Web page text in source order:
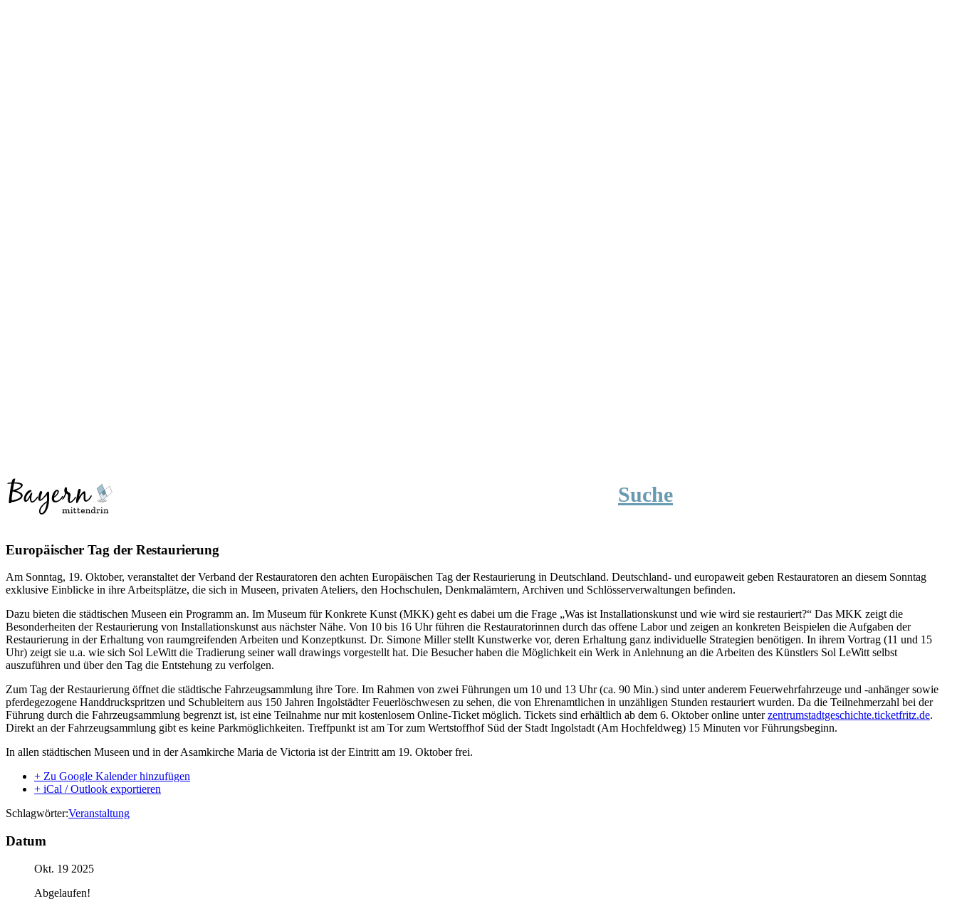
Suche
Europäischer Tag der Restaurierung
Am Sonntag, 19. Oktober, veranstaltet der Verband der Restauratoren den achten Europäischen Tag der Restaurierung in Deutschland. Deutschland- und europaweit geben Restauratoren an diesem Sonntag
exklusive Einblicke in ihre Arbeitsplätze, die sich in Museen, privaten Ateliers, den Hochschulen, Denkmalämtern, Archiven und Schlösserverwaltungen befinden.
Dazu bieten die städtischen Museen ein Programm an. Im Museum für Konkrete Kunst (MKK) geht es dabei um die Frage „Was ist Installationskunst und wie wird sie restauriert?“ Das MKK zeigt die
Besonderheiten der Restaurierung von Installationskunst aus nächster Nähe. Von 10 bis 16 Uhr führen die Restauratorinnen durch das offene Labor und zeigen an konkreten Beispielen die Aufgaben der
Restaurierung in der Erhaltung von raumgreifenden Arbeiten und Konzeptkunst. Dr. Simone Miller stellt Kunstwerke vor, deren Erhaltung ganz individuelle Strategien benötigen. In ihrem Vortrag (11 und 15
Uhr) zeigt sie u.a. wie sich Sol LeWitt die Tradierung seiner wall drawings vorgestellt hat. Die Besucher haben die Möglichkeit ein Werk in Anlehnung an die Arbeiten des Künstlers Sol LeWitt selbst
auszuführen und über den Tag die Entstehung zu verfolgen.
Zum Tag der Restaurierung öffnet die städtische Fahrzeugsammlung ihre Tore. Im Rahmen von zwei Führungen um 10 und 13 Uhr (ca. 90 Min.) sind unter anderem Feuerwehrfahrzeuge und -anhänger sowie
pferdegezogene Handdruckspritzen und Schubleitern aus 150 Jahren Ingolstädter Feuerlöschwesen zu sehen, die von Ehrenamtlichen in unzähligen Stunden restauriert wurden. Da die Teilnehmerzahl bei der
Führung durch die Fahrzeugsammlung begrenzt ist, ist eine Teilnahme nur mit kostenlosem Online-Ticket möglich. Tickets sind erhältlich ab dem 6. Oktober online unterzentrumstadtgeschichte.ticketfritz.de.
Direkt an der Fahrzeugsammlung gibt es keine Parkmöglichkeiten. Treffpunkt ist am Tor zum Wertstoffhof Süd der Stadt Ingolstadt (Am Hochfeldweg) 15 Minuten vor Führungsbeginn.
In allen städtischen Museen und in der Asamkirche Maria de Victoria ist der Eintritt am 19. Oktober frei.
+ Zu Google Kalender hinzufügen
+ iCal / Outlook exportieren
Schlagwörter:Veranstaltung
Datum
Okt. 19 2025
Abgelaufen!